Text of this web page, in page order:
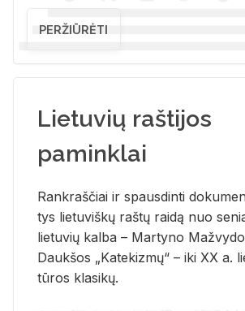
PERŽIŪRĖTI
Lietuvių raštijos
paminklai
Rank­raš­čiai ir spaus­din­ti
tys lie­tu­viš­kų raš­tų rai­dą nuo
lie­tu­vių kal­ba – Mar­ty­no
Dauk­šos „Ka­te­kiz­mų“ – iki XX a.
tū­ros kla­si­kų.